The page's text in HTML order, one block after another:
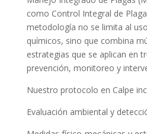
como Control Integral de
metodología no se limita al
químicos, sino que combina
estrategias que se aplican en
prevención, monitoreo y
Nuestro protocolo en Calpe
Evaluación ambiental y